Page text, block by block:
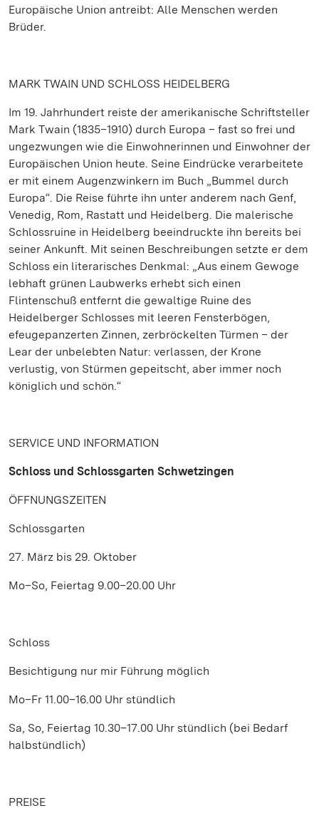
Europäische Union antreibt: Alle Menschen werden
Brüder.
MARK TWAIN UND SCHLOSS HEIDELBERG
Im 19. Jahrhundert reiste der amerikanische Schriftsteller
Mark Twain (1835–1910) durch Europa – fast so frei und
ungezwungen wie die Einwohnerinnen und Einwohner der
Europäischen Union heute. Seine Eindrücke verarbeitete
er mit einem Augenzwinkern im Buch „Bummel durch
Europa“. Die Reise führte ihn unter anderem nach Genf,
Venedig, Rom, Rastatt und Heidelberg. Die malerische
Schlossruine in Heidelberg beeindruckte ihn bereits bei
seiner Ankunft. Mit seinen Beschreibungen setzte er dem
Schloss ein literarisches Denkmal: „Aus einem Gewoge
lebhaft grünen Laubwerks erhebt sich einen
Flintenschuß entfernt die gewaltige Ruine des
Heidelberger Schlosses mit leeren Fensterbögen,
efeugepanzerten Zinnen, zerbröckelten Türmen – der
Lear der unbelebten Natur: verlassen, der Krone
verlustig, von Stürmen gepeitscht, aber immer noch
königlich und schön.“
SERVICE UND INFORMATION
Schloss und Schlossgarten Schwetzingen
ÖFFNUNGSZEITEN
Schlossgarten
27. März bis 29. Oktober
Mo–So, Feiertag 9.00–20.00 Uhr
Schloss
Besichtigung nur mir Führung möglich
Mo–Fr 11.00–16.00 Uhr stündlich
Sa, So, Feiertag 10.30–17.00 Uhr stündlich (bei Bedarf
halbstündlich)
PREISE